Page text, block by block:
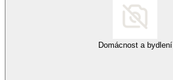
Domácnost a bydlení